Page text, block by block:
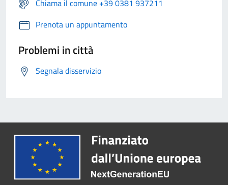
Chiama il comune +39 0381 937211
Prenota un appuntamento
Problemi in città
Segnala disservizio